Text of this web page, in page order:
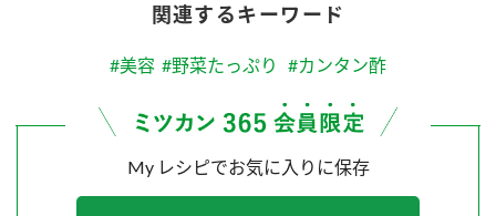
関連するキーワード
#美容 #野菜たっぷり #カンタン酢
My レシピでお気に入りに保存